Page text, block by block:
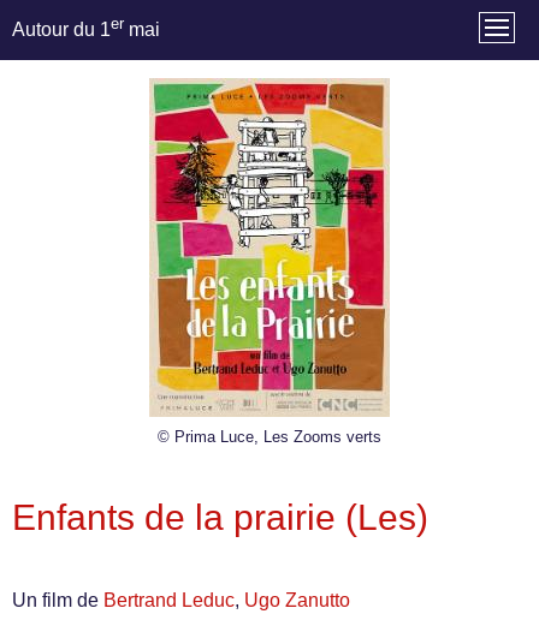
Autour du 1er mai
© Prima Luce, Les Zooms verts
Enfants de la prairie (Les)
Un film de Bertrand Leduc, Ugo Zanutto